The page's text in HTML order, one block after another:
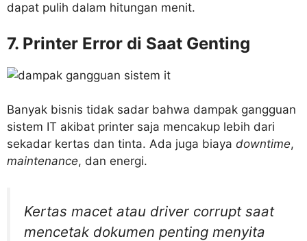
dapat pulih dalam hitungan menit.
7. Printer Error di Saat Genting
Banyak bisnis tidak sadar bahwa dampak gangguan
sistem IT akibat printer saja mencakup lebih dari
sekadar kertas dan tinta. Ada juga biaya downtime,
maintenance, dan energi.
Kertas macet atau driver corrupt saat
mencetak dokumen penting menyita